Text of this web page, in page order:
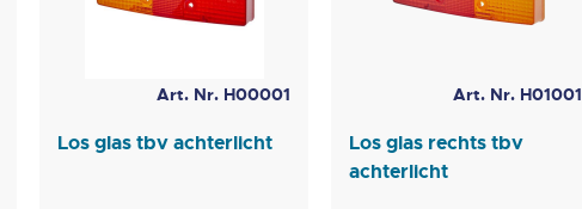
Art. Nr. H00001
Los glas tbv achterlicht
Art. Nr. H01001
Los glas rechts tbv
achterlicht